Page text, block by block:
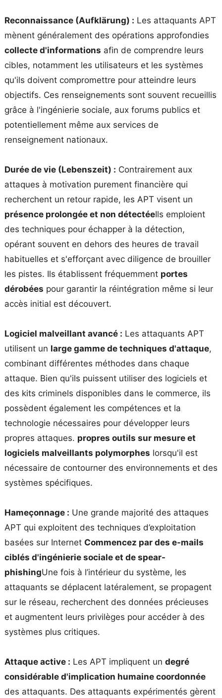
Reconnaissance (Aufklärung) : Les attaquants APT
mènent généralement des opérations approfondies
collecte d'informations afin de comprendre leurs
cibles, notamment les utilisateurs et les systèmes
qu'ils doivent compromettre pour atteindre leurs
objectifs. Ces renseignements sont souvent recueillis
grâce à l'ingénierie sociale, aux forums publics et
potentiellement même aux services de
renseignement nationaux.
Durée de vie (Lebenszeit) : Contrairement aux
attaques à motivation purement financière qui
recherchent un retour rapide, les APT visent un
présence prolongée et non détectéeIls emploient
des techniques pour échapper à la détection,
opérant souvent en dehors des heures de travail
habituelles et s'efforçant avec diligence de brouiller
les pistes. Ils établissent fréquemment portes
dérobées pour garantir la réintégration même si leur
accès initial est découvert.
Logiciel malveillant avancé : Les attaquants APT
utilisent un large gamme de techniques d'attaque,
combinant différentes méthodes dans chaque
attaque. Bien qu'ils puissent utiliser des logiciels et
des kits criminels disponibles dans le commerce, ils
possèdent également les compétences et la
technologie nécessaires pour développer leurs
propres attaques. propres outils sur mesure et
logiciels malveillants polymorphes lorsqu'il est
nécessaire de contourner des environnements et des
systèmes spécifiques.
Hameçonnage : Une grande majorité des attaques
APT qui exploitent des techniques d’exploitation
basées sur Internet Commencez par des e-mails
ciblés d'ingénierie sociale et de spear-
phishingUne fois à l’intérieur du système, les
attaquants se déplacent latéralement, se propagent
sur le réseau, recherchent des données précieuses
et augmentent leurs privilèges pour accéder à des
systèmes plus critiques.
Attaque active : Les APT impliquent un degré
considérable d'implication humaine coordonnée
des attaquants. Des attaquants expérimentés gèrent